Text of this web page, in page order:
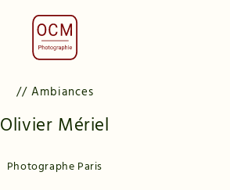
// Ambiances
Olivier Mériel
Photographe Paris